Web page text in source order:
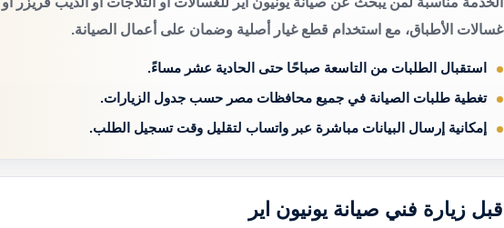
غسالات الأطباق، مع استخدام قطع غيار أصلية وضمان على أعمال الصيانة.
استقبال الطلبات من التاسعة صباحًا حتى الحادية عشر مساءً.
تغطية طلبات الصيانة في جميع محافظات مصر حسب جدول الزيارات.
إمكانية إرسال البيانات مباشرة عبر واتساب لتقليل وقت تسجيل الطلب.
قبل زيارة فني صيانة يونيون اير